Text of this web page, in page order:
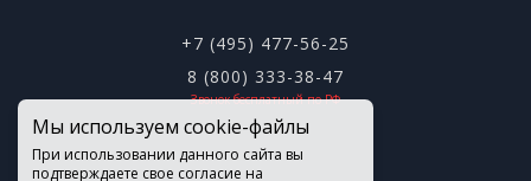
+7 (495) 477-56-25
8 (800) 333-38-47
Звонок бесплатный по РФ
Мы используем cookie-файлы
При использовании данного сайта вы
подтверждаете свое согласие на